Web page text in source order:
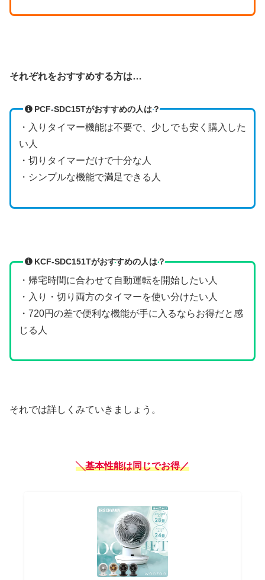
それぞれをおすすめする方は…
PCF-SDC15Tがおすすめの人は？
・入りタイマー機能は不要で、少しでも安く購入した
い人
・切りタイマーだけで十分な人
・シンプルな機能で満足できる人
KCF-SDC151Tがおすすめの人は？
・帰宅時間に合わせて自動運転を開始したい人
・入り・切り両方のタイマーを使い分けたい人
・720円の差で便利な機能が手に入るならお得だと感
じる人
それでは詳しくみていきましょう。
╲基本性能は同じでお得／